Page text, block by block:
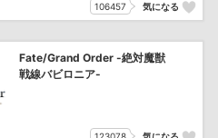
106457 気になる
Fate/Grand Order -絶対魔獣
戦線バビロニア-